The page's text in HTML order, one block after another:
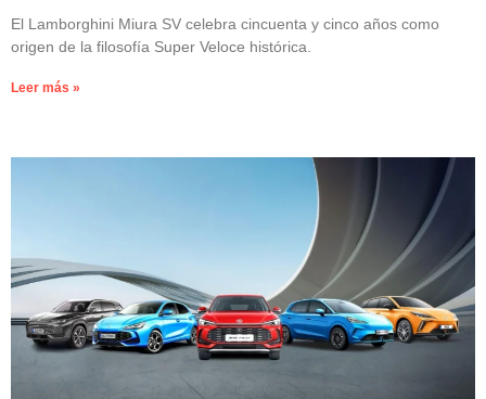
El Lamborghini Miura SV celebra cincuenta y cinco años como
origen de la filosofía Super Veloce histórica.
Leer más »